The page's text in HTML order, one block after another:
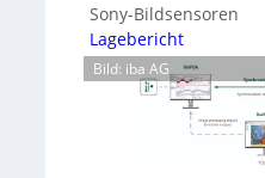
Sony-Bildsensoren
Lagebericht
Bild: iba AG